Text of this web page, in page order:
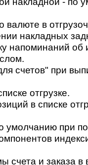
в
накладных
напоминаний об
счетов" при
отгрузке.
в списке
умолчанию при
счета и заказа в